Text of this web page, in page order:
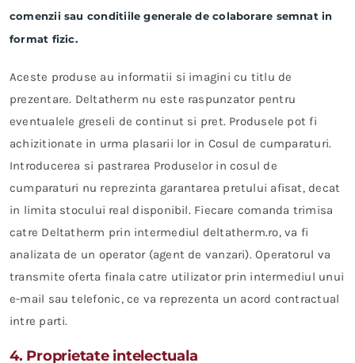
comenzii sau conditiile generale de colaborare semnat in
format fizic.
Aceste produse au informatii si imagini cu titlu de
prezentare. Deltatherm nu este raspunzator pentru
eventualele greseli de continut si pret. Produsele pot fi
achizitionate in urma plasarii lor in Cosul de cumparaturi.
Introducerea si pastrarea Produselor in cosul de
cumparaturi nu reprezinta garantarea pretului afisat, decat
in limita stocului real disponibil. Fiecare comanda trimisa
catre Deltatherm prin intermediul deltatherm.ro, va fi
analizata de un operator (agent de vanzari). Operatorul va
transmite oferta finala catre utilizator prin intermediul unui
e-mail sau telefonic, ce va reprezenta un acord contractual
intre parti.
4. Proprietate intelectuala